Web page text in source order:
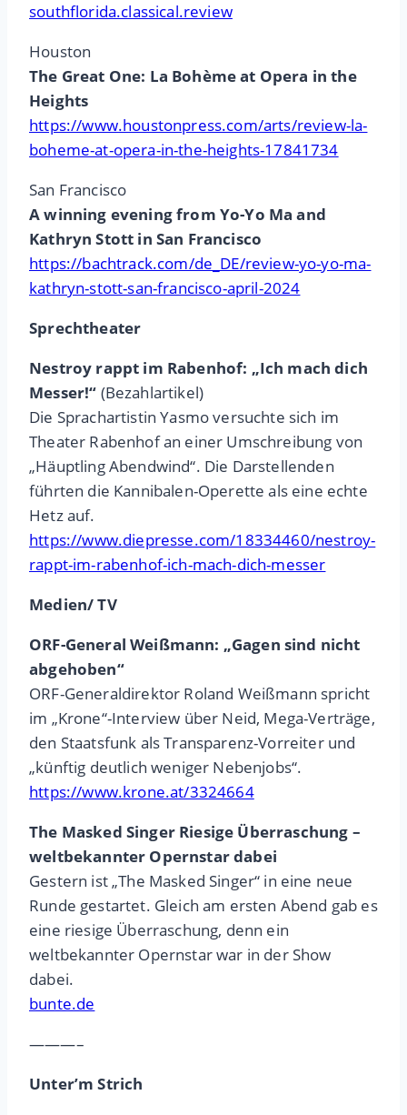
southflorida.classical.review
Houston
The Great One: La Bohème at Opera in the
Heights
https://www.houstonpress.com/arts/review-la-
boheme-at-opera-in-the-heights-17841734
San Francisco
A winning evening from Yo-Yo Ma and
Kathryn Stott in San Francisco
https://bachtrack.com/de_DE/review-yo-yo-ma-
kathryn-stott-san-francisco-april-2024
Sprechtheater
Nestroy rappt im Rabenhof: „Ich mach dich
Messer!“ (Bezahlartikel)
Die Sprachartistin Yasmo versuchte sich im
Theater Rabenhof an einer Umschreibung von
„Häuptling Abendwind“. Die Darstellenden
führten die Kannibalen-Operette als eine echte
Hetz auf.
https://www.diepresse.com/18334460/nestroy-
rappt-im-rabenhof-ich-mach-dich-messer
Medien/ TV
ORF-General Weißmann: „Gagen sind nicht
abgehoben“
ORF-Generaldirektor Roland Weißmann spricht
im „Krone“-Interview über Neid, Mega-Verträge,
den Staatsfunk als Transparenz-Vorreiter und
„künftig deutlich weniger Nebenjobs“.
https://www.krone.at/3324664
The Masked Singer Riesige Überraschung –
weltbekannter Opernstar dabei
Gestern ist „The Masked Singer“ in eine neue
Runde gestartet. Gleich am ersten Abend gab es
eine riesige Überraschung, denn ein
weltbekannter Opernstar war in der Show
dabei.
bunte.de
———–
Unter’m Strich